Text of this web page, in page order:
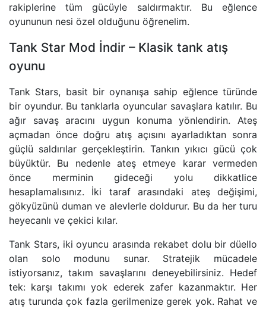
rakiplerine tüm gücüyle saldırmaktır. Bu eğlence
oyununun nesi özel olduğunu öğrenelim.
Tank Star Mod İndir – Klasik tank atış
oyunu
Tank Stars, basit bir oynanışa sahip eğlence türünde
bir oyundur. Bu tanklarla oyuncular savaşlara katılır. Bu
ağır savaş aracını uygun konuma yönlendirin. Ateş
açmadan önce doğru atış açısını ayarladıktan sonra
güçlü saldırılar gerçekleştirin. Tankın yıkıcı gücü çok
büyüktür. Bu nedenle ateş etmeye karar vermeden
önce merminin gideceği yolu dikkatlice
hesaplamalısınız. İki taraf arasındaki ateş değişimi,
gökyüzünü duman ve alevlerle doldurur. Bu da her turu
heyecanlı ve çekici kılar.
Tank Stars, iki oyuncu arasında rekabet dolu bir düello
olan solo modunu sunar. Stratejik mücadele
istiyorsanız, takım savaşlarını deneyebilirsiniz. Hedef
tek: karşı takımı yok ederek zafer kazanmaktır. Her
atış turunda çok fazla gerilmenize gerek yok. Rahat ve